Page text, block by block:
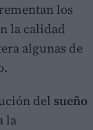
los
la calidad
algunas de
del sueño
la